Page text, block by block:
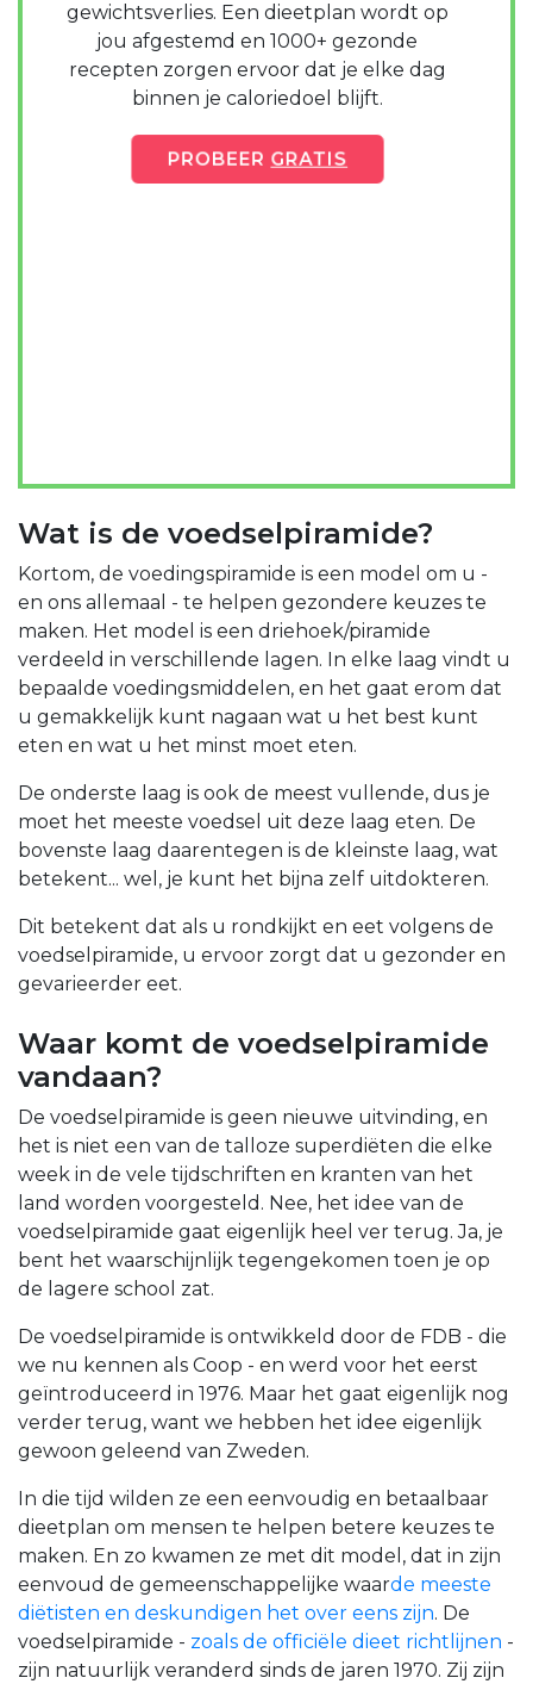
gewichtsverlies. Een dieetplan wordt op
jou afgestemd en 1000+ gezonde
recepten zorgen ervoor dat je elke dag
binnen je caloriedoel blijft.
PROBEER GRATIS
Wat is de voedselpiramide?
Kortom, de voedingspiramide is een model om u -
en ons allemaal - te helpen gezondere keuzes te
maken. Het model is een driehoek/piramide
verdeeld in verschillende lagen. In elke laag vindt u
bepaalde voedingsmiddelen, en het gaat erom dat
u gemakkelijk kunt nagaan wat u het best kunt
eten en wat u het minst moet eten.
De onderste laag is ook de meest vullende, dus je
moet het meeste voedsel uit deze laag eten. De
bovenste laag daarentegen is de kleinste laag, wat
betekent... wel, je kunt het bijna zelf uitdokteren.
Dit betekent dat als u rondkijkt en eet volgens de
voedselpiramide, u ervoor zorgt dat u gezonder en
gevarieerder eet.
Waar komt de voedselpiramide
vandaan?
De voedselpiramide is geen nieuwe uitvinding, en
het is niet een van de talloze superdiëten die elke
week in de vele tijdschriften en kranten van het
land worden voorgesteld. Nee, het idee van de
voedselpiramide gaat eigenlijk heel ver terug. Ja, je
bent het waarschijnlijk tegengekomen toen je op
de lagere school zat.
De voedselpiramide is ontwikkeld door de FDB - die
we nu kennen als Coop - en werd voor het eerst
geïntroduceerd in 1976. Maar het gaat eigenlijk nog
verder terug, want we hebben het idee eigenlijk
gewoon geleend van Zweden.
In die tijd wilden ze een eenvoudig en betaalbaar
dieetplan om mensen te helpen betere keuzes te
maken. En zo kwamen ze met dit model, dat in zijn
eenvoud de gemeenschappelijke waarde meeste
diëtisten en deskundigen het over eens zijn. De
voedselpiramide - zoals de officiële dieet richtlijnen -
zijn natuurlijk veranderd sinds de jaren 1970. Zij zijn